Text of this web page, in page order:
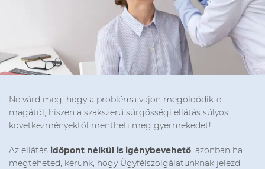
Ne várd meg, hogy a probléma vajon megoldódik-e
magától, hiszen a szakszerű sürgősségi ellátás súlyos
következményektől mentheti meg gyermekedet!
Az ellátás időpont nélkül is igénybevehető, azonban ha
megteheted, kérünk, hogy Ügyfélszolgálatunknak jelezd